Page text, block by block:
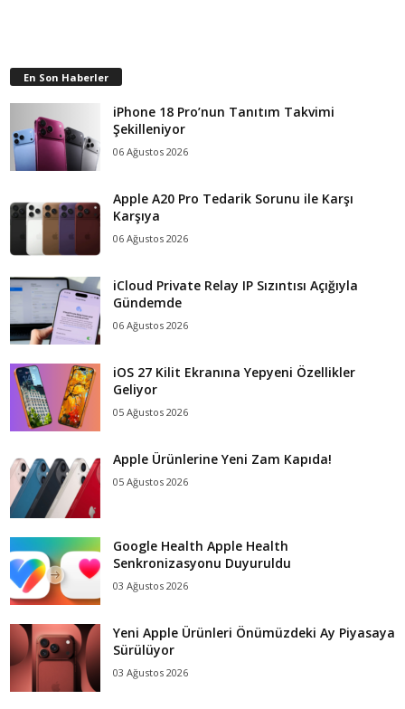
En Son Haberler
iPhone 18 Pro’nun Tanıtım Takvimi
Şekilleniyor
06 Ağustos 2026
Apple A20 Pro Tedarik Sorunu ile Karşı
Karşıya
06 Ağustos 2026
iCloud Private Relay IP Sızıntısı Açığıyla
Gündemde
06 Ağustos 2026
iOS 27 Kilit Ekranına Yepyeni Özellikler
Geliyor
05 Ağustos 2026
Apple Ürünlerine Yeni Zam Kapıda!
05 Ağustos 2026
Google Health Apple Health
Senkronizasyonu Duyuruldu
03 Ağustos 2026
Yeni Apple Ürünleri Önümüzdeki Ay Piyasaya
Sürülüyor
03 Ağustos 2026